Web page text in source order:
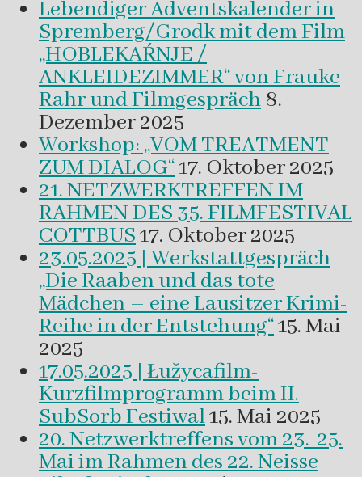
Lebendiger Adventskalender in
Spremberg/Grodk mit dem Film
„HOBLEKAŔNJE /
ANKLEIDEZIMMER“ von Frauke
Rahr und Filmgespräch 8.
Dezember 2025
Workshop: „VOM TREATMENT
ZUM DIALOG“17. Oktober 2025
21. NETZWERKTREFFEN IM
RAHMEN DES 35. FILMFESTIVAL
COTTBUS17. Oktober 2025
23.05.2025 | Werkstattgespräch
„Die Raaben und das tote
Mädchen – eine Lausitzer Krimi-
Reihe in der Entstehung“15. Mai
2025
17.05.2025 | Łužycafilm-
Kurzfilmprogramm beim II.
SubSorb Festiwal15. Mai 2025
20. Netzwerktreffens vom 23.-25.
Mai im Rahmen des 22. Neisse